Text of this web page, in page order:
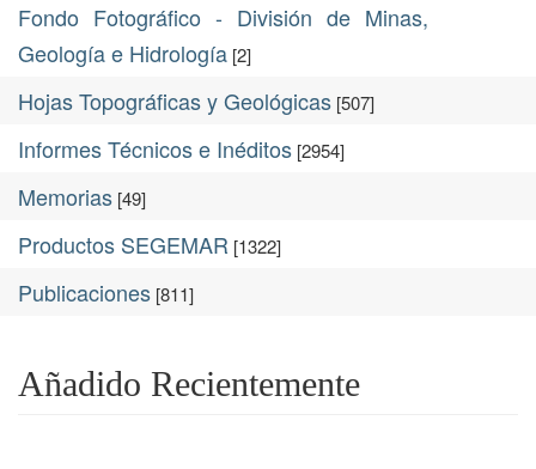
Fondo Fotográfico - División de Minas,
Geología e Hidrología [2]
Hojas Topográficas y Geológicas [507]
Informes Técnicos e Inéditos [2954]
Memorias [49]
Productos SEGEMAR [1322]
Publicaciones [811]
Añadido Recientemente